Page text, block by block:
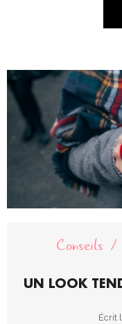
Conseils
UN LOOK
Écrit